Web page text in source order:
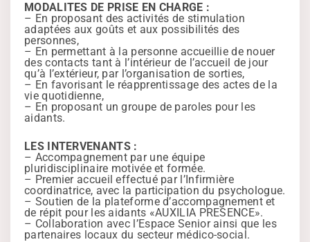
MODALITES DE PRISE EN CHARGE :
– En proposant des activités de stimulation
adaptées aux goûts et aux possibilités des
personnes,
– En permettant à la personne accueillie de nouer
des contacts tant à l’intérieur de l’accueil de jour
qu’à l’extérieur, par l’organisation de sorties,
– En favorisant le réapprentissage des actes de la
vie quotidienne,
– En proposant un groupe de paroles pour les
aidants.
LES INTERVENANTS :
– Accompagnement par une équipe
pluridisciplinaire motivée et formée.
– Premier accueil effectué par l’Infirmière
coordinatrice, avec la participation du psychologue.
– Soutien de la plateforme d’accompagnement et
de répit pour les aidants «AUXILIA PRESENCE».
– Collaboration avec l’Espace Senior ainsi que les
partenaires locaux du secteur médico-social.